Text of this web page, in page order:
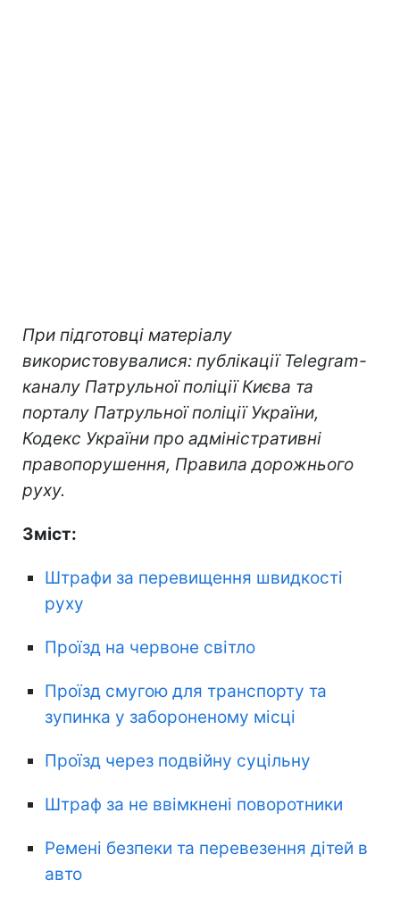
При підготовці матеріалу
використовувалися: публікації Telegram-
каналу Патрульної поліції Києва та
порталу Патрульної поліції України,
Кодекс України про адміністративні
правопорушення, Правила дорожнього
руху.
Зміст:
Штрафи за перевищення швидкості
руху
Проїзд на червоне світло
Проїзд смугою для транспорту та
зупинка у забороненому місці
Проїзд через подвійну суцільну
Штраф за не ввімкнені поворотники
Ремені безпеки та перевезення дітей в
авто